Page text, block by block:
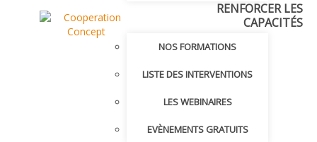
RENFORCER LES
CAPACITÉS
NOS FORMATIONS
LISTE DES INTERVENTIONS
LES WEBINAIRES
EVÈNEMENTS GRATUITS